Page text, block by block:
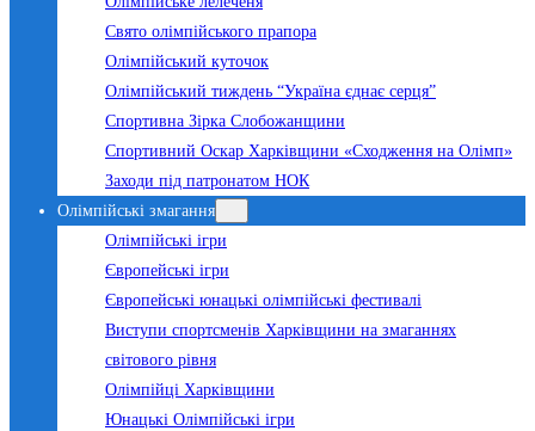
Свято олімпійського прапора
Олімпійський куточок
Олімпійський тиждень “Україна єднає серця”
Спортивна Зірка Слобожанщини
Спортивний Оскар Харківщини «Сходження на Олімп»
Заходи під патронатом НОК
Олімпійські змагання
Олімпійські ігри
Європейські ігри
Європейські юнацькі олімпійські фестивалі
Виступи спортсменів Харківщини на змаганнях
світового рівня
Олімпійці Харківщини
Юнацькі Олімпійські ігри